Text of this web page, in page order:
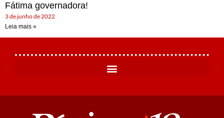
Fátima governadora!
3 de junho de 2022
Leia mais »